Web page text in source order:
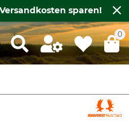
sparen!
0